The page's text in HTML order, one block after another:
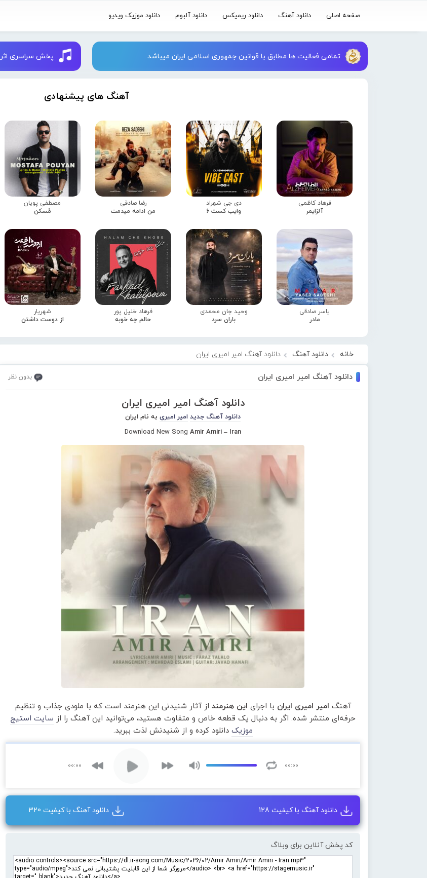
صفحه اصلی دانلود آهنگ دانلود ریمیکس دانلود آلبوم دانلود موزیک ویدیو
تمامی فعالیت ها مطابق با قوانین جمهوری اسلامی ایران میباشد پخش سراسری اثر شما
آهنگ های پیشنهادی
فرهاد کاظمی
آلزایمر
دی جی شهراد
وایب کست 6
رضا صادقی
من ادامه میدمت
مصطفی پویان
مُسکن
یاسر صادقی
مادر
وحید جان محمدی
باران سرد
فرهاد خلیل پور
حالم چه خوبه
شهریار
از دوست داشتن
خانه دانلود آهنگ دانلود آهنگ امیر امیری ایران
دانلود آهنگ امیر امیری ایران بدون نظر
دانلود آهنگ امیر امیری ایران
دانلود آهنگ جدید امیر امیری به نام ایران
Download New Song Amir Amiri – Iran
آهنگ امیر امیری ایران با اجرای این هنرمند از آثار شنیدنی این هنرمند است که با ملودی جذاب و تنظیم
حرفه‌ای منتشر شده. اگر به دنبال یک قطعه خاص و متفاوت هستید، می‌توانید این آهنگ را از سایت استیج
موزیک دانلود کرده و از شنیدنش لذت ببرید.
00:00 00:00
دانلود آهنگ با کیفیت 128 دانلود آهنگ با کیفیت 320
کد پخش آنلاین برای وبلاگ